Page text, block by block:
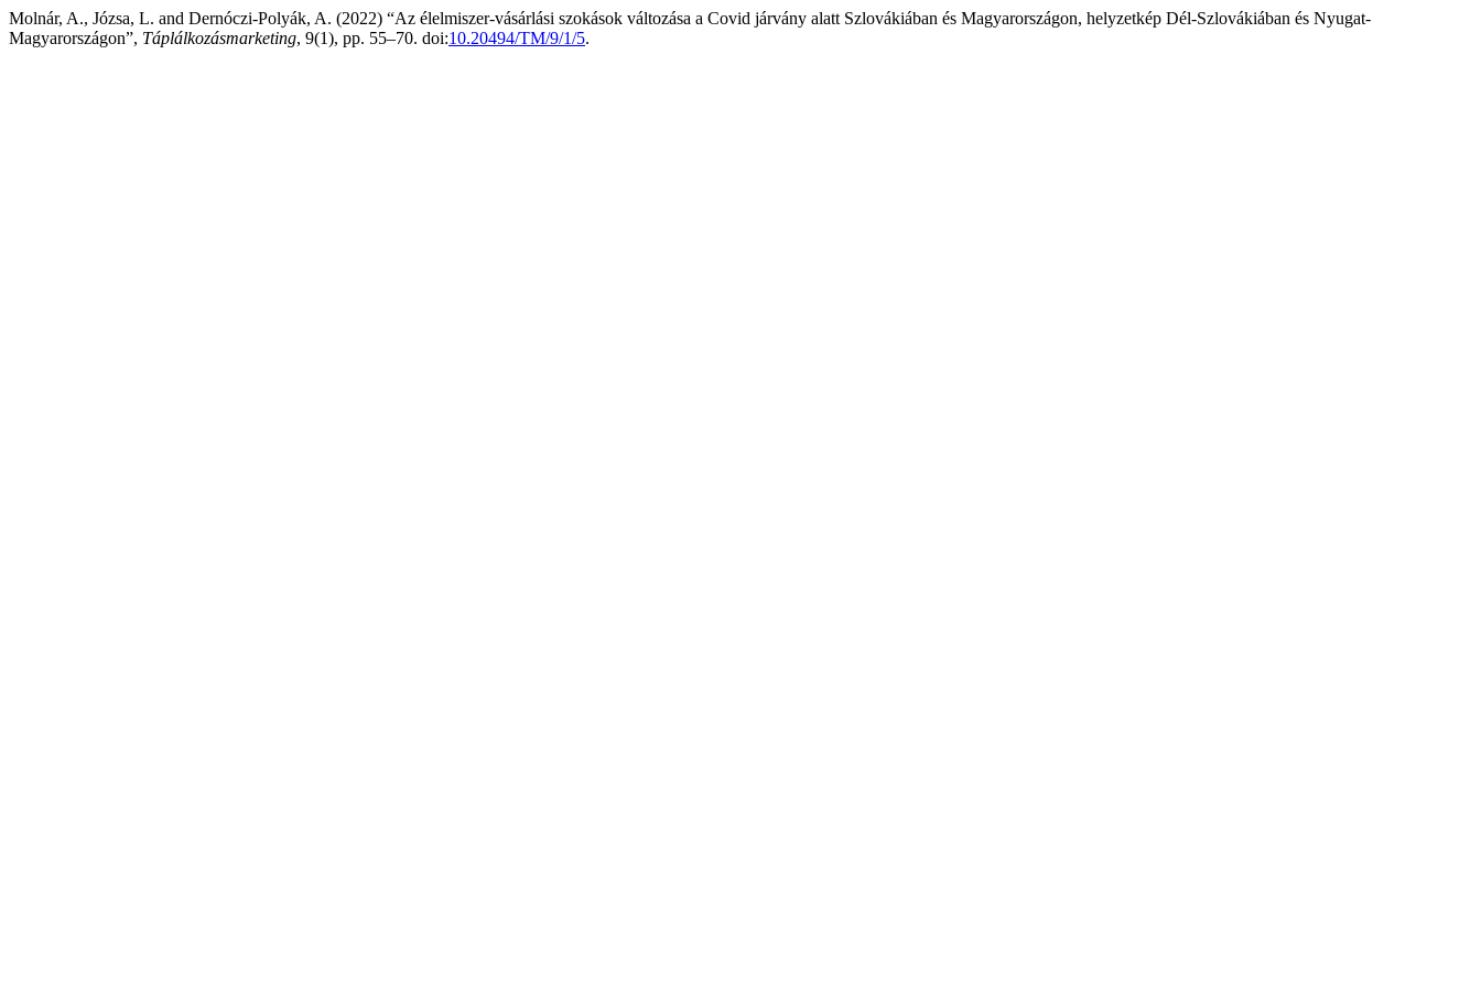
Molnár, A., Józsa, L. and Dernóczi-Polyák, A. (2022) “Az élelmiszer-vásárlási szokások változása a Covid járvány alatt Szlovákiában és Magyarországon, helyzetkép Dél-Szlovákiában és Nyugat-
Magyarországon”, Táplálkozásmarketing, 9(1), pp. 55–70. doi:10.20494/TM/9/1/5.